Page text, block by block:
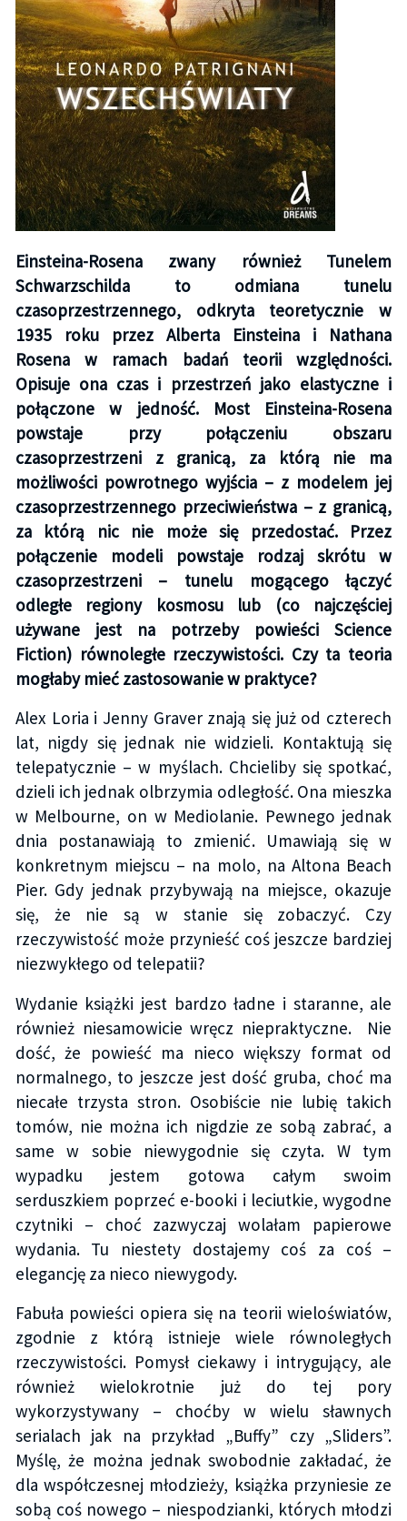
Einsteina-Rosena zwany również Tunelem
Schwarzschilda to odmiana tunelu
czasoprzestrzennego, odkryta teoretycznie w
1935 roku przez Alberta Einsteina i Nathana
Rosena w ramach badań teorii względności.
Opisuje ona czas i przestrzeń jako elastyczne i
połączone w jedność. Most Einsteina-Rosena
powstaje przy połączeniu obszaru
czasoprzestrzeni z granicą, za którą nie ma
możliwości powrotnego wyjścia – z modelem jej
czasoprzestrzennego przeciwieństwa – z granicą,
za którą nic nie może się przedostać. Przez
połączenie modeli powstaje rodzaj skrótu w
czasoprzestrzeni – tunelu mogącego łączyć
odległe regiony kosmosu lub (co najczęściej
używane jest na potrzeby powieści Science
Fiction) równoległe rzeczywistości. Czy ta teoria
mogłaby mieć zastosowanie w praktyce?
Alex Loria i Jenny Graver znają się już od czterech
lat, nigdy się jednak nie widzieli. Kontaktują się
telepatycznie – w myślach. Chcieliby się spotkać,
dzieli ich jednak olbrzymia odległość. Ona mieszka
w Melbourne, on w Mediolanie. Pewnego jednak
dnia postanawiają to zmienić. Umawiają się w
konkretnym miejscu – na molo, na Altona Beach
Pier. Gdy jednak przybywają na miejsce, okazuje
się, że nie są w stanie się zobaczyć. Czy
rzeczywistość może przynieść coś jeszcze bardziej
niezwykłego od telepatii?
Wydanie książki jest bardzo ładne i staranne, ale
również niesamowicie wręcz niepraktyczne. Nie
dość, że powieść ma nieco większy format od
normalnego, to jeszcze jest dość gruba, choć ma
niecałe trzysta stron. Osobiście nie lubię takich
tomów, nie można ich nigdzie ze sobą zabrać, a
same w sobie niewygodnie się czyta. W tym
wypadku jestem gotowa całym swoim
serduszkiem poprzeć e-booki i leciutkie, wygodne
czytniki – choć zazwyczaj wolałam papierowe
wydania. Tu niestety dostajemy coś za coś –
elegancję za nieco niewygody.
Fabuła powieści opiera się na teorii wieloświatów,
zgodnie z którą istnieje wiele równoległych
rzeczywistości. Pomysł ciekawy i intrygujący, ale
również wielokrotnie już do tej pory
wykorzystywany – choćby w wielu sławnych
serialach jak na przykład „Buffy” czy „Sliders”.
Myślę, że można jednak swobodnie zakładać, że
dla współczesnej młodzieży, książka przyniesie ze
sobą coś nowego – niespodzianki, których młodzi